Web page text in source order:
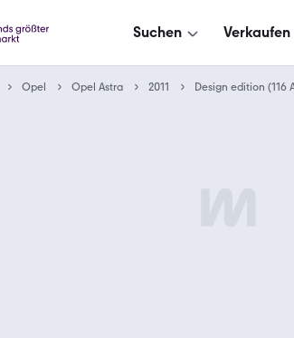
Suchen Verkaufen
Opel Opel Astra 2011 Design edition (116